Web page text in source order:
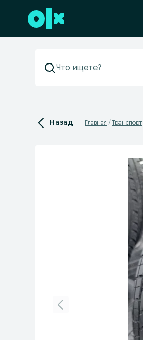
Перейти к нижнему колонтитулу
Назад Главная Транспорт